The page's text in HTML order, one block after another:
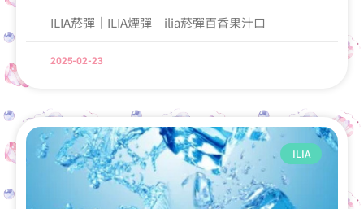
ILIA菸彈│ILIA煙彈│ilia菸彈百香果汁口
2025-02-23
ILIA